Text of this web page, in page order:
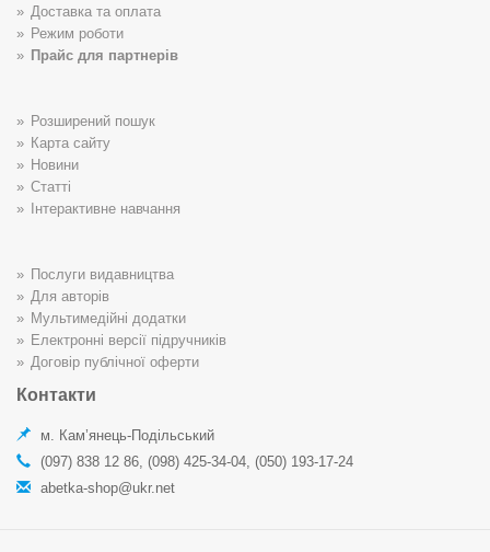
Доставка та оплата
Режим роботи
Прайс для партнерів
Розширений пошук
Карта сайту
Новини
Статті
Інтерактивне навчання
Послуги видавництва
Для авторів
Мультимедійні додатки
Електронні версії підручників
Договір публічної оферти
Контакти
м. Кам’янець-Подільський
(097) 838 12 86, (098) 425-34-04, (050) 193-17-24
abetka-shop@ukr.net